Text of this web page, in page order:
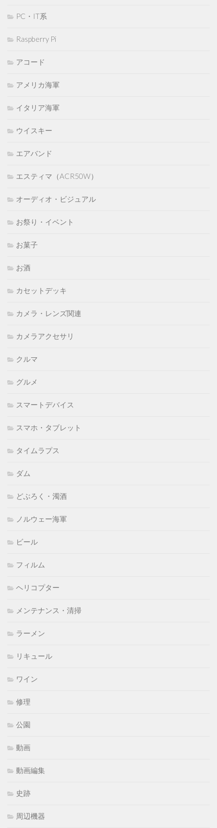
PC・IT系
Raspberry Pi
アコード
アメリカ海軍
イタリア海軍
ウイスキー
エアバンド
エスティマ（ACR50W）
オーディオ・ビジュアル
お祭り・イベント
お菓子
お酒
カセットデッキ
カメラ・レンズ関連
カメラアクセサリ
クルマ
グルメ
スマートデバイス
スマホ・タブレット
タイムラプス
ダム
どぶろく・濁酒
ノルウェー海軍
ビール
フィルム
ヘリコプター
メンテナンス・清掃
ラーメン
リキュール
ワイン
修理
公園
動画
動画編集
史跡
周辺機器